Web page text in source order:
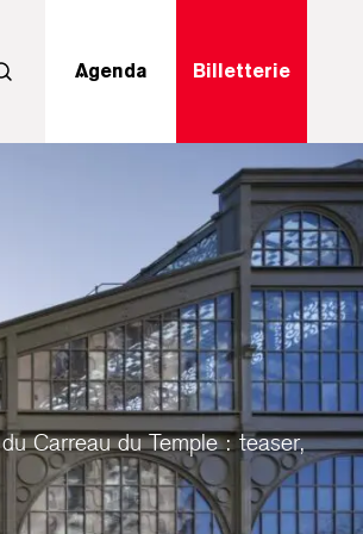
RechercherAgenda Billetterie
Carreau du Temple : teaser,